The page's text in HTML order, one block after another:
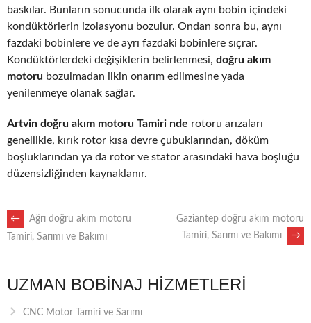
baskılar. Bunların sonucunda ilk olarak aynı bobin içindeki
kondüktörlerin izolasyonu bozulur. Ondan sonra bu, aynı
fazdaki bobinlere ve de ayrı fazdaki bobinlere sıçrar.
Kondüktörlerdeki değişiklerin belirlenmesi, doğru akım
motoru bozulmadan ilkin onarım edilmesine yada
yenilenmeye olanak sağlar.
Artvin doğru akım motoru Tamiri nde rotoru arızaları
genellikle, kırık rotor kısa devre çubuklarından, döküm
boşluklarından ya da rotor ve stator arasındaki hava boşluğu
düzensizliğinden kaynaklanır.
POST
←
Ağrı doğru akım motoru
Tamiri, Sarımı ve Bakımı
Gaziantep doğru akım motoru
Tamiri, Sarımı ve Bakımı
→
UZMAN BOBINAJ HIZMETLERI
CNC Motor Tamiri ve Sarımı